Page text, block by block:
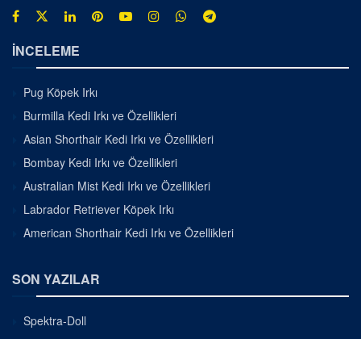
İNCELEME
Pug Köpek Irkı
Burmilla Kedi Irkı ve Özellikleri
Asian Shorthair Kedi Irkı ve Özellikleri
Bombay Kedi Irkı ve Özellikleri
Australian Mist Kedi Irkı ve Özellikleri
Labrador Retriever Köpek Irkı
American Shorthair Kedi Irkı ve Özellikleri
SON YAZILAR
Spektra-Doll